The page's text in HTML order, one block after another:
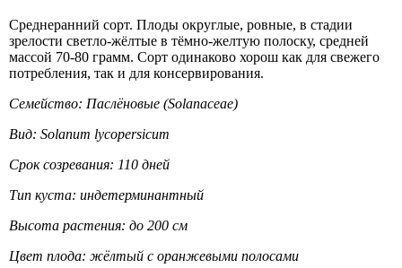
Cреднеранний сорт. Плоды округлые, ровные, в стадии
зрелости светло-жёлтые в тёмно-желтую полоску, средней
массой 70-80 грамм. Сорт одинаково хорош как для свежего
потребления, так и для консервирования.
Семейство: Паслёновые (Solanaceae)
Вид: Solanum lycopersicum
Срок созревания: 110 дней
Тип куста: индетерминантный
Высота растения: до 200 см
Цвет плода: жёлтый с оранжевыми полосами